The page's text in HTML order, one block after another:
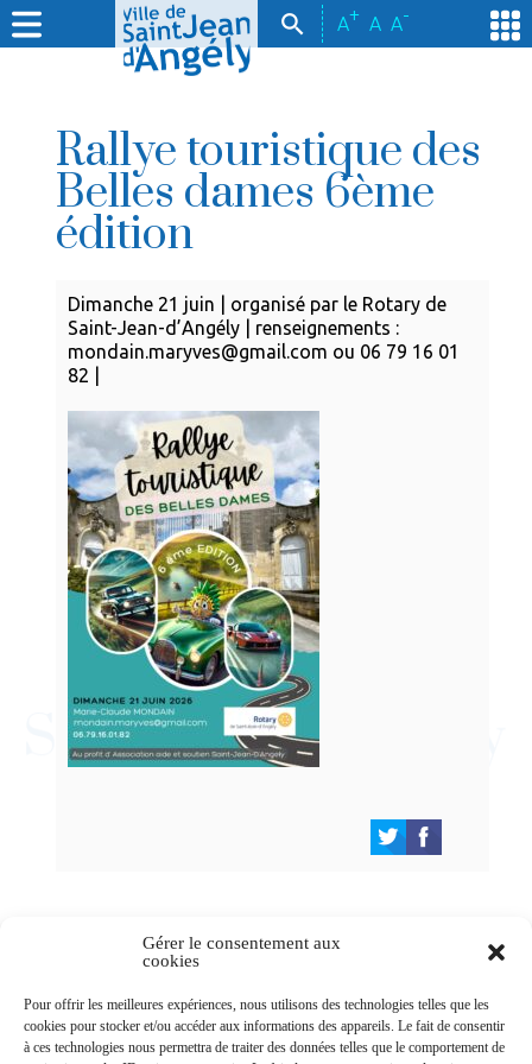
Gérer le consentement aux
cookies
Pour offrir les meilleures expériences, nous utilisons des technologies telles que les
cookies pour stocker et/ou accéder aux informations des appareils. Le fait de consentir
à ces technologies nous permettra de traiter des données telles que le comportement de
A+ A A-
Rallye touristique des
Belles dames 6ème
édition
Dimanche 21 juin | organisé par le Rotary de
Saint-Jean-d’Angély | renseignements :
mondain.maryves@gmail.com ou 06 79 16 01
82 |
Newsletters